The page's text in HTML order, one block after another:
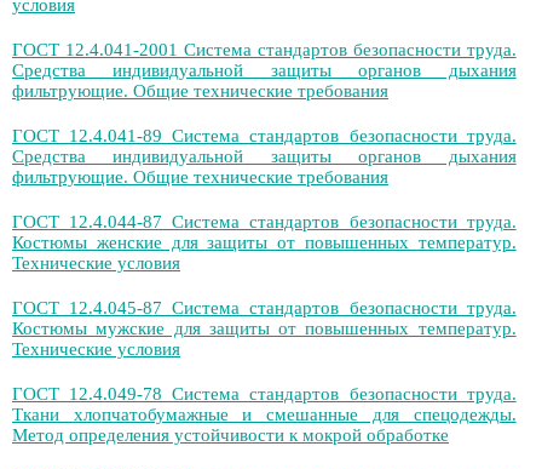
условия
ГОСТ 12.4.041-2001 Система стандартов безопасности труда.
Средства индивидуальной защиты органов дыхания
фильтрующие. Общие технические требования
ГОСТ 12.4.041-89 Система стандартов безопасности труда.
Средства индивидуальной защиты органов дыхания
фильтрующие. Общие технические требования
ГОСТ 12.4.044-87 Система стандартов безопасности труда.
Костюмы женские для защиты от повышенных температур.
Технические условия
ГОСТ 12.4.045-87 Система стандартов безопасности труда.
Костюмы мужские для защиты от повышенных температур.
Технические условия
ГОСТ 12.4.049-78 Система стандартов безопасности труда.
Ткани хлопчатобумажные и смешанные для спецодежды.
Метод определения устойчивости к мокрой обработке